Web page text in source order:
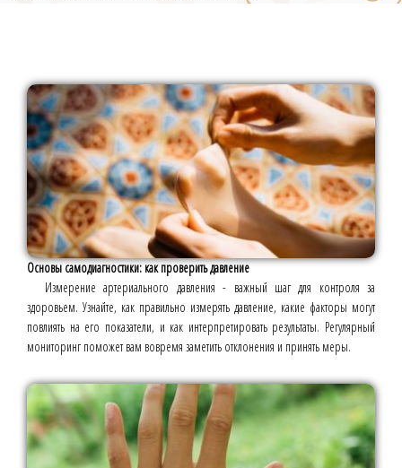
Основы самодиагностики: как проверить давление
Измерение артериального давления - важный шаг для контроля за
здоровьем. Узнайте, как правильно измерять давление, какие факторы могут
повлиять на его показатели, и как интерпретировать результаты. Регулярный
мониторинг поможет вам вовремя заметить отклонения и принять меры.